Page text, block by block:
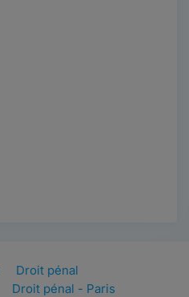
Droit pénal
Droit pénal - Paris